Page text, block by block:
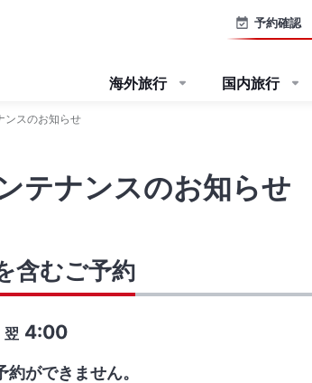
予約確認
海外旅行 国内旅行
ンスのお知らせ
テナンスのお知らせ
含むご予約
翌 4:00
ができません。